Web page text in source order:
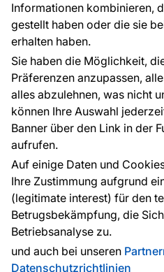
Informationen kombinieren,
gestellt haben oder die sie
erhalten haben.
Sie haben die Möglichkeit,
Präferenzen anzupassen,
alles abzulehnen, was nicht
können Ihre Auswahl
Banner über den Link in der
aufrufen.
Auf einige Daten und
Ihre Zustimmung aufgrund
(legitimate interest) für den
Betrugsbekämpfung, die
Betriebsanalyse zu.
und auch bei unseren
Datenschutzrichtlinien
Kontakt
Haben Sie Fragen? Wir helfen
und beraten Sie persönlich.
+49 781 95633072
Zahlungsarten:
Die Zahlungen werden geleistet
Schutz personenbezogener Daten